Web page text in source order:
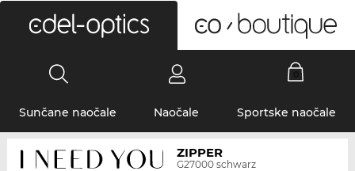
Sunčane naočale Naočale Sportske naočale
ZIPPER
G27000 schwarz